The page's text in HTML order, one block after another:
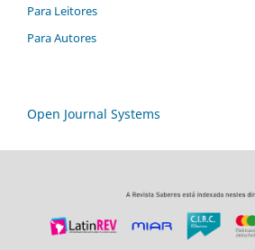
Para Leitores
Para Autores
Open Journal Systems